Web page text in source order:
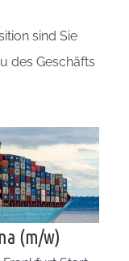
sind Sie
des Geschäfts
(m/w)